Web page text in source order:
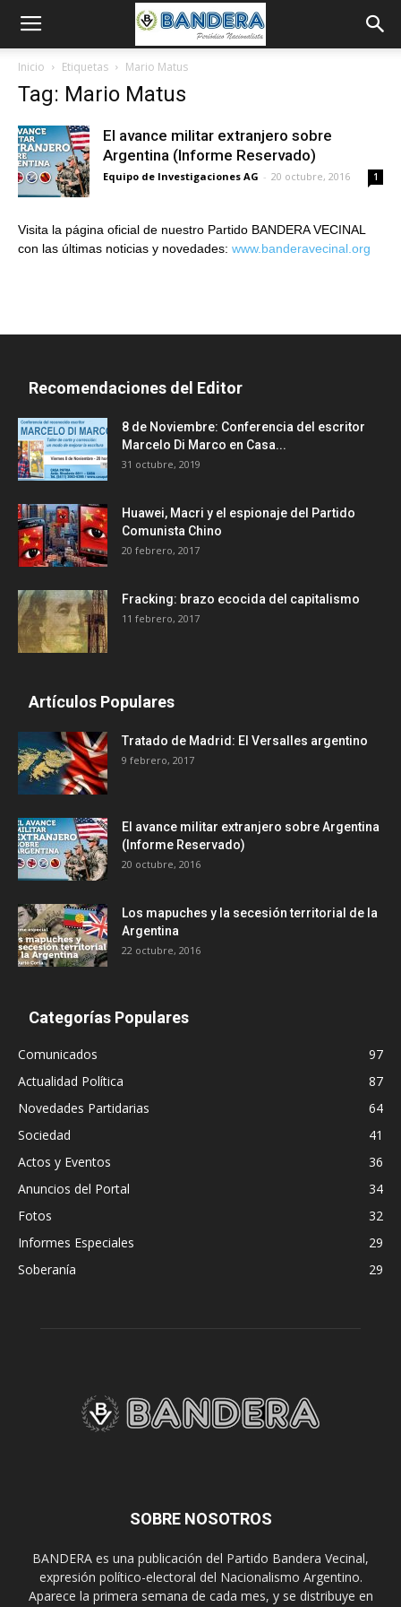
Inicio Etiquetas Mario Matus
Tag: Mario Matus
El avance militar extranjero sobre
Argentina (Informe Reservado)
Equipo de Investigaciones AG - 20 octubre, 2016 1
Visita la página oficial de nuestro Partido BANDERA VECINAL
con las últimas noticias y novedades: www.banderavecinal.org
Recomendaciones del Editor
8 de Noviembre: Conferencia del escritor
Marcelo Di Marco en Casa...
31 octubre, 2019
Huawei, Macri y el espionaje del Partido
Comunista Chino
20 febrero, 2017
Fracking: brazo ecocida del capitalismo
11 febrero, 2017
Artículos Populares
Tratado de Madrid: El Versalles argentino
9 febrero, 2017
El avance militar extranjero sobre Argentina
(Informe Reservado)
20 octubre, 2016
Los mapuches y la secesión territorial de la
Argentina
22 octubre, 2016
Categorías Populares
Comunicados
97
Actualidad Política
87
Novedades Partidarias
64
Sociedad
41
Actos y Eventos
36
Anuncios del Portal
34
Fotos
32
Informes Especiales
29
Soberanía
29
SOBRE NOSOTROS
BANDERA es una publicación del Partido Bandera Vecinal,
expresión político-electoral del Nacionalismo Argentino.
Aparece la primera semana de cada mes, y se distribuye en